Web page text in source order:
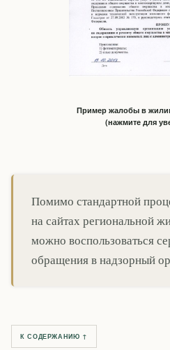
Пример жалобы в
(нажмите для
Помимо стандартной
на сайтах региональной
можно воспользоваться
обращения в надзорный
К СОДЕРЖАНИЮ ↑